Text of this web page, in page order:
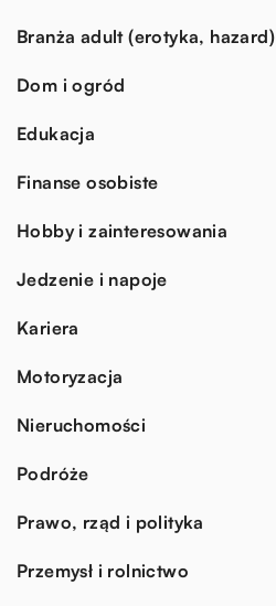
Branża adult (erotyka, hazard)
Dom i ogród
Edukacja
Finanse osobiste
Hobby i zainteresowania
Jedzenie i napoje
Kariera
Motoryzacja
Nieruchomości
Podróże
Prawo, rząd i polityka
Przemysł i rolnictwo